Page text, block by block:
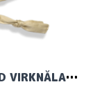
LANTERN MOON RADIANCE - SET MED VIRKNÅLAR (6 ST)